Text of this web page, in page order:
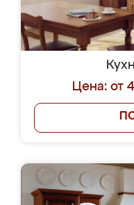
Цена: от